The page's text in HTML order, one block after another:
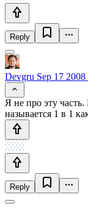
Reply
Devgru Sep 17 2008
Я не про эту
называется 1 в 1
Reply